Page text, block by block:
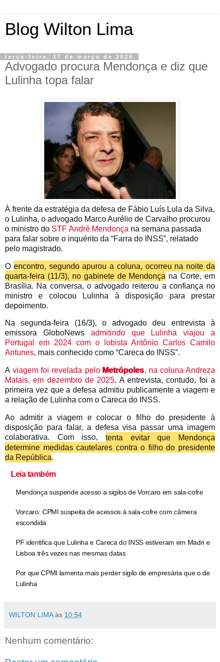
Blog Wilton Lima
terça-feira, 17 de março de 2026
Advogado procura Mendonça e diz que
Lulinha topa falar
À frente da estratégia da defesa de Fábio Luís Lula da Silva,
o Lulinha, o advogado Marco Aurélio de Carvalho procurou
o ministro do STF André Mendonça na semana passada
para falar sobre o inquérito da “Farra do INSS”, relatado
pelo magistrado.
O encontro, segundo apurou a coluna, ocorreu na noite da
quarta-feira (11/3), no gabinete de Mendonça na Corte, em
Brasília. Na conversa, o advogado reiterou a confiança no
ministro e colocou Lulinha à disposição para prestar
depoimento.
Na segunda-feira (16/3), o advogado deu entrevista à
emissora GloboNews admitindo que Lulinha viajou a
Portugal em 2024 com o lobista Antônio Carlos Camilo
Antunes, mais conhecido como “Careca do INSS”.
Aviagem foi revelada pelo Metrópoles, na coluna Andreza
Matais, em dezembro de 2025. A entrevista, contudo, foi a
primeira vez que a defesa admitiu publicamente a viagem e
a relação de Lulinha com o Careca do INSS.
Ao admitir a viagem e colocar o filho do presidente à
disposição para falar, a defesa visa passar uma imagem
colaborativa. Com isso, tenta evitar que Mendonça
determine medidas cautelares contra o filho do presidente
da República.
Leia também
Mendonça suspende acesso a sigilos de Vorcaro em sala-cofre
Vorcaro: CPMI suspeita de acessos à sala-cofre com câmera
escondida
PF identifica que Lulinha e Careca do INSS estiveram em Madri e
Lisboa três vezes nas mesmas datas
Por que CPMI lamenta mais perder sigilo de empresária que o de
Lulinha
WILTON LIMA às 10:54
Nenhum comentário: